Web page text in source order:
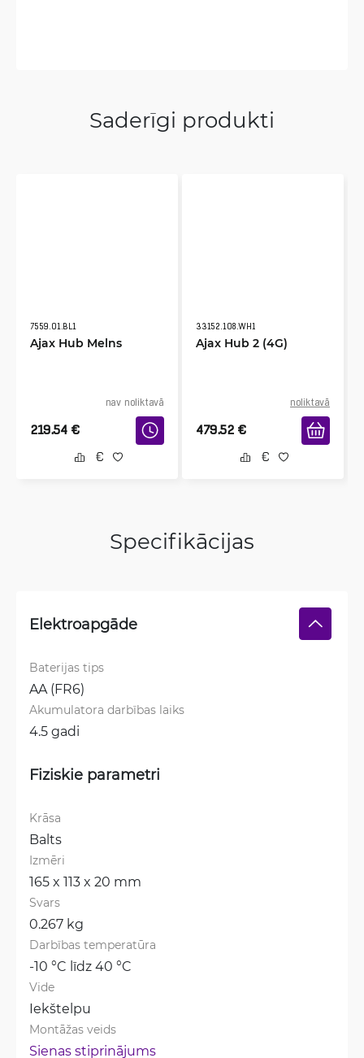
Saderīgi produkti
7559.01.BL1
Ajax Hub Melns
nav noliktavā
219.54 €
33152.108.WH1
Ajax Hub 2 (4G)
noliktavā
479.52 €
Specifikācijas
Elektroapgāde
Baterijas tips
AA (FR6)
Akumulatora darbības laiks
4.5 gadi
Fiziskie parametri
Krāsa
Balts
Izmēri
165 x 113 x 20 mm
Svars
0.267 kg
Darbības temperatūra
-10 °C līdz 40 °C
Vide
Iekštelpu
Montāžas veids
Sienas stiprinājums